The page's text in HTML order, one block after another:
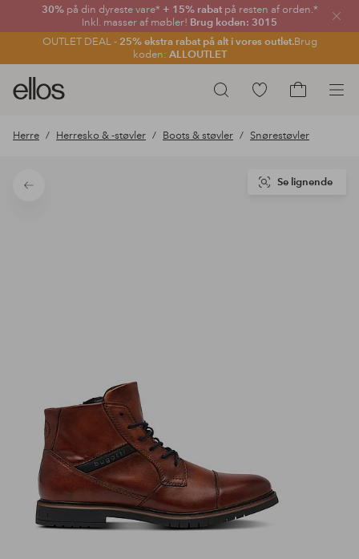
30% på din dyreste vare* + 15% rabatpå resten af orden.*
Inkl. masser af møbler! Brug koden: 3015
OUTLET DEAL - 25% ekstra rabat på alt i vores outlet.Brug
koden: ALLOUTLET
Luk
Søg
Ellos
logo
gå
forsiden
Gå
favoritmarkerede
Herre Herresko & -støvler Boots & støvler Snørestøvler
Tilbage
Se lignende